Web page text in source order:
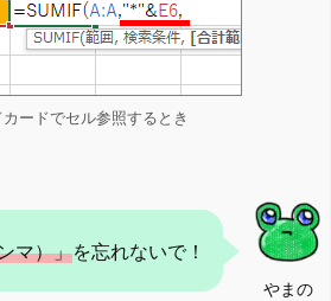
ードでセル参照するとき
やまの
マ）」を忘れないで！